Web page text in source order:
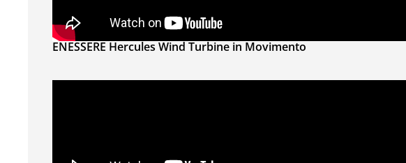
ENESSERE Hercules Wind Turbine in Movimento